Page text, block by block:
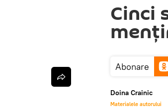
Cinci
Abonare
Doina Crainic
Materialele autorului